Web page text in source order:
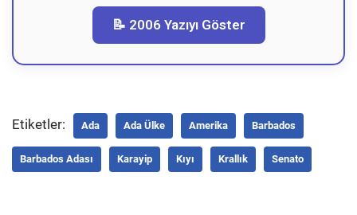
📝 2006 Yazıyı Göster
Etiketler: Ada Ada Ülke Amerika Barbados
Barbados Adası Karayip Kıyı Krallık Senato